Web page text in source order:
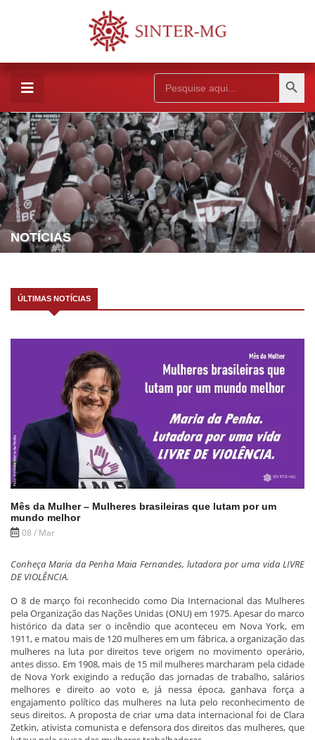
Search
for:
Search Button
NOTÍCIAS
ÚLTIMAS NOTÍCIAS
Mês da Mulher – Mulheres brasileiras que lutam por um
mundo melhor
08 / Mar
Conheça Maria da Penha Maia Fernandes, lutadora por uma vida LIVRE
DE VIOLÊNCIA.
O 8 de março foi reconhecido como Dia Internacional das Mulheres
pela Organização das Nações Unidas (ONU) em 1975. Apesar do marco
histórico da data ser o incêndio que aconteceu em Nova York, em
1911, e matou mais de 120 mulheres em um fábrica, a organização das
mulheres na luta por direitos teve origem no movimento operário,
antes disso. Em 1908, mais de 15 mil mulheres marcharam pela cidade
de Nova York exigindo a redução das jornadas de trabalho, salários
melhores e direito ao voto e, já nessa época, ganhava força a
engajamento político das mulheres na luta pelo reconhecimento de
seus direitos. A proposta de criar uma data internacional foi de Clara
Zetkin, ativista comunista e defensora dos direitos das mulheres, que